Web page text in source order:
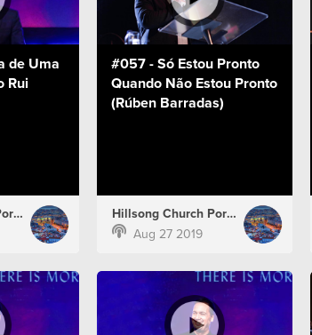
de Uma
Rui
Hillsong Church Portugal
#057 - Só Estou Pronto
Quando Não Estou Pronto
(Rúben Barradas)
Hillsong Church Portugal
Aug 27 2019